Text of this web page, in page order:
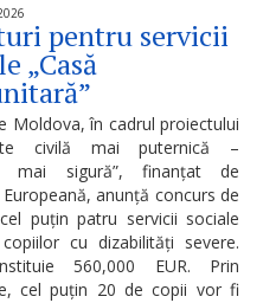
pentru servicii
„Casă
Moldova, în cadrul proiectului
civilă mai puternică –
mai sigură”, finanțat de
anunță concurs de
puțin patru servicii sociale
cu dizabilități severe.
560,000 EUR. Prin
cel puțin 20 de copii vor fi